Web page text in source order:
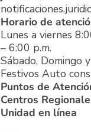
Horario de
Lunes a viernes
– 6:00 p.m.
Sábado, Domingo y
Festivos Auto
Puntos de
Centros
Unidad en línea